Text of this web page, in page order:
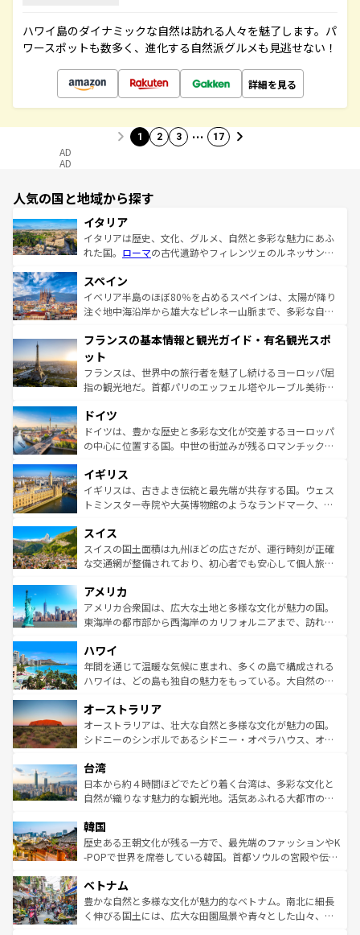
ハワイ島のダイナミックな自然は訪れる人々を魅了します。パ
ワースポットも数多く、進化する自然派グルメも見逃せない！
詳細を見る
1 2 3 … 17
AD
AD
人気の国と地域から探す
イタリア
イタリアは歴史、文化、グルメ、自然と多彩な魅力にあふ
れた国。 ローマの古代遺跡やフィレンツェのルネッサンス
ろん、トスカーナの美しい田園風景やアマルフィ海岸の絶
景など、自然景観も見逃せない。観光の合間には、本場の
ピザやパスタなど、絶品のイタリア料理を堪能することも
ませてくれるイタリアで、忘れられない旅をしてみよう！
なお、新着のイタリア情報は
しい。
スペイン
イベリア半島のほぼ80％を占めるスペインは、太陽が降り
注ぐ地中海沿岸から雄大なピレネー山脈まで、多彩な自然
文化が根付くこの国では、情熱的なフラメンコ、熱気あふ
れる闘牛、そして美味しいタパスが生活の一部となってい
る。首都マドリードの洗練された雰囲気や、バルセロナの
アートに溢れた街角から、地方では古代ローマ遺跡や中世
せる。地方によって風土や気候が異なるスペインはその個
性で訪れる人を魅了する。 なお、新着のスペイン情報は コ
ンテンツ一覧を参照してほしい。
フランスの基本情報と観光ガイド・有名観光スポ
ット
フランスは、世界中の旅行者を魅了し続けるヨーロッパ屈
指の観光地だ。首都パリのエッフェル塔やルーブル美術館
で、幅広い魅力が詰まっている。華麗な宮殿、歴史的な大
聖堂、美しいビーチ、そして豊かな自然が、訪れる者を心
から魅了する。また、フランスは美食の国としても知ら
いる。シャンパンの発祥地であるランス、プロヴァンスの
香り高いラベンダー畑など、多彩な楽しみ方が可能だ。さ
らに、パリ以外の地域にも魅力が溢れており、どの街角に
れる地方に足を運ぶとそれぞれで全く異なる文化を体験で
きるだろう。 なお、新着のフランス情報はコンテンツ一覧
を参照してほしい。
ドイツ
ドイツは、豊かな歴史と多彩な文化が交差するヨーロッパ
の中心に位置する国。中世の街並みが残るロマンチック街
顔を持つこの国は、どこを歩いても飽きることがない。ベ
ルリンの文化的活気、バイエルン州のアルプスの絶景、そ
してライン川沿いのワイン畑といった風景は必見。ビール
は、お酒好きな人にはぜひ体験してほしい。 なお、新着の
ドイツ情報はコンテンツ一覧を参照してほしい。
イギリス
イギリスは、古きよき伝統と最先端が共存する国。ウェス
トミンスター寺院や大英博物館のようなランドマーク、歴
リアごとに異なる魅力がある。また、優雅なアフタヌーン
ティー、ビール好きにはたまらない英国パブ、サッカー観
戦など、本場だからこそできる体験も豊富。イギリスを旅
ンツ一覧を参照してほしい。
スイス
スイスの国土面積は九州ほどの広さだが、運行時刻が正確
な交通網が整備されており、初心者でも安心して個人旅行
の建物がそのまま残る町や、スイスならではのユニークな
博物館もあり、アルプス観光だけでなく町歩きも満喫する
ことができる。国民の所得が高いため物価も高いが、旅行
ば市内交通費無料で観光を楽しむこともできる。 なお、新
着のスイス情報はコンテンツ一覧 を参照してほしい。
アメリカ
アメリカ合衆国は、広大な土地と多様な文化が魅力の国。
東海岸の都市部から西海岸のカリフォルニアまで、訪れる
のような巨大都市は、観光、ショッピング、エンターテイ
ンメントが詰まった刺激的なスポットだ。一方、アメリカ
西部には大自然が広がり、グランドキャニオンやイエロー
部のニューオーリンズでは、音楽と美食が融合した独特の
文化が魅力。旅行者はアメリカの各地域で異なる魅力を楽
しみながら、その多様性と豊かな歴史を感じることができ
ならではの贅沢な旅のスタイルだ。 なお、新着のアメリカ
情報はコンテンツ一覧を参照してほしい。
ハワイ
年間を通じて温暖な気候に恵まれ、多くの島で構成される
ハワイは、どの島も独自の魅力をもっている。大自然の神
ワイ島は見逃せない。また、定番の観光地といえばオアフ
島だが、静かな自然を求めるならマウイ島やカウアイ島が
おすすめ。エメラルドグリーンに輝く海をはじめ、豊かな
れるおもてなしの心で訪れる人々を迎えてくれるハワイの
人々、おいしいローカルフードやハワイアンミュージッ
ク、伝統的なフラダンスなど、すべてがハワイの魅力を彩
ワイを、存分に味わってほしい。 なお、新着のハワイ情報
はコンテンツ一覧を参照してほしい。
オーストラリア
オーストラリアは、壮大な自然と多様な文化が魅力の国。
シドニーのシンボルであるシドニー・オペラハウス、オー
リアリーフや大陸中央部にそびえるウルル（エアーズロッ
ク）、タスマニアの美しい原生林やケアンズの熱帯雨林な
ど、見どころがたくさん。また、カフェやワイン、オージ
いる。アクティビティも充実しており、サーフィンやダイ
ビング、ハイキングなど、アウトドア好きにはたまらな
い。オーストラリアの多彩な魅力を存分に味わいつくそ
参照してほしい。
台湾
日本から約４時間ほどでたどり着く台湾は、多彩な文化と
自然が織りなす魅力的な観光地。活気あふれる大都市の台
ン）、静ひつな山岳地帯である台湾東部など、都市の喧騒
と山間の静けさが共存しており、訪れる人に新しい発見と
驚きをもたらしてくれる。また、奥深い台湾の食文化も魅
容にもいいと評判のスイーツなど、バラエティ豊かな料理
が味わえる。 なお、新着の台湾情報は コンテンツ一覧を参
照してほしい。
韓国
歴史ある王朝文化が残る一方で、最先端のファッションやK
-POPで世界を席巻している韓国。首都ソウルの宮殿や伝統
き、地方に足を延ばせば四季折々の自然美を楽しむことが
できる。そして、キムチや焼肉、絶品のストリートフード
まで、さまざまな韓国料理が待っている。夜には、韓国な
ベトナム
豊かな自然と多様な文化が魅力的なベトナム。南北に細長
く伸びる国土には、広大な田園風景や青々とした山々、世